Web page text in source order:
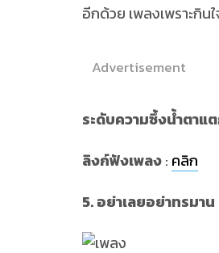
อีกด้วย เพลงเพราะกิน
Advertisement
ระดับความซึ้งน้ำตาแ
ลิงก์ฟังเพลง: คลิก
5. อย่าเลยอย่าทรมา